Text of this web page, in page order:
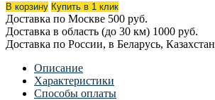
В корзину Купить в 1 клик
Доставка по Москве 500 руб.
Доставка в область (до 30 км) 1000 руб.
Доставка по России, в Беларусь, Казахстан
Описание
Характеристики
Способы оплаты